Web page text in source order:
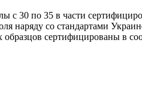
с 30 по 35 в части
наряду со стандартами
сертифицированы в